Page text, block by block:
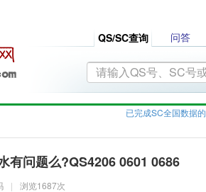
QS/SC查询 问答
已完成SC全国数据
有问题么?QS4206 0601 0686
| 浏览1687次